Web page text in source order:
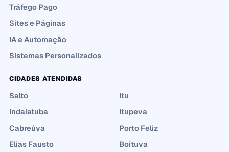
Tráfego Pago
Sites e Páginas
IA e Automação
Sistemas Personalizados
CIDADES ATENDIDAS
Salto
Itu
Indaiatuba
Itupeva
Cabreúva
Porto Feliz
Elias Fausto
Boituva